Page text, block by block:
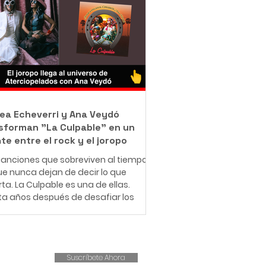
como barrendero en las calles de
con una misión que resume en
"Bendecido para bendecir".
muy pequeño, Leonardo entendió
significa enfrentar dificultades
Creció en una familia de
r
Echeverri y Ana Veydó
"La Culpable" en un
entre el rock y el joropo
que sobreviven al tiempo
nunca dejan de decir lo que
La Culpable es una de ellas.
años después de desafiar los
por la voz indómita de Ana
Suscríbete Ahora